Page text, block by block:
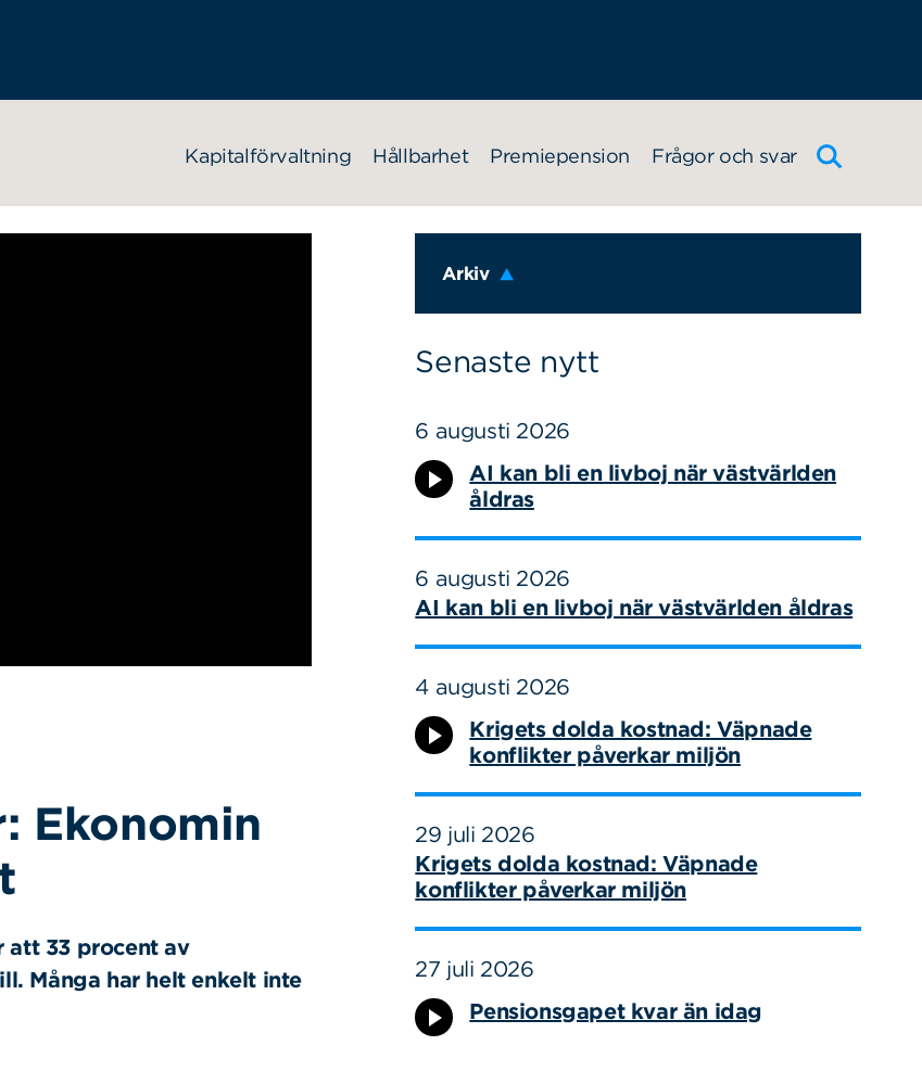
Kapitalförvaltning Hållbarhet Premiepension Frågor och svar
Arkiv
Senaste nytt
6 augusti 2026
AI kan bli en livboj när västvärlden
åldras
6 augusti 2026
AI kan bli en livboj när västvärlden åldras
4 augusti 2026
Krigets dolda kostnad: Väpnade
konflikter påverkar miljön
29 juli 2026
Krigets dolda kostnad: Väpnade
konflikter påverkar miljön
27 juli 2026
Pensionsgapet kvar än idag
Ekonomin
att 33 procent av
Många har helt enkelt inte